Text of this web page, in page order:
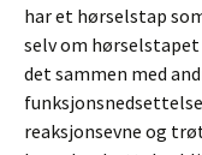
har et hørselstap
selv om
det sammen med
reaksjonsevne og